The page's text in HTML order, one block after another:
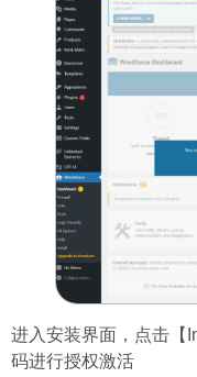
进入安装界面，点击【
码进行授权激活